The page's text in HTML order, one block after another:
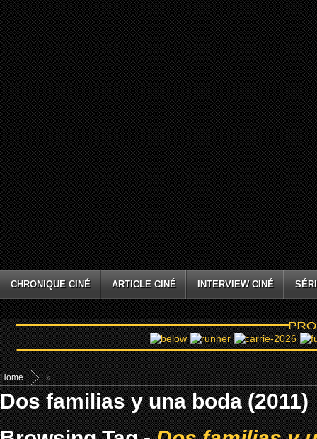
CHRONIQUE CINÉ ARTICLE CINÉ INTERVIEW CINÉ
Home »
Dos familias y una boda (2011)